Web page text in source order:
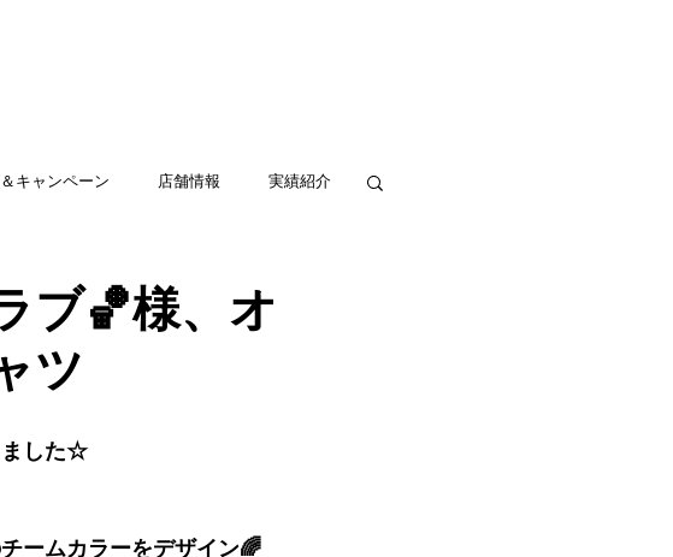
キャンペーン 店舗情報 実績紹介
ブ🏀様、オ
ツ
ました☆
ームカラーをデザイン🌈